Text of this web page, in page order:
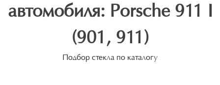
автомобиля: Porsche 911 I
(901, 911)
Подбор стекла по каталогу